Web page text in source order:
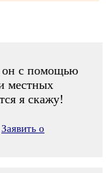
он с помощью
местных
я скажу!
Заявить о